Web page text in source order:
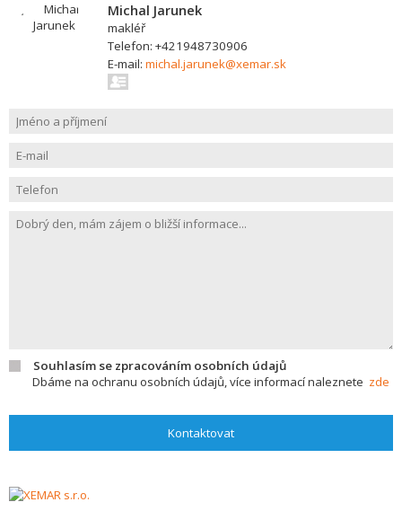
Michal Jarunek
makléř
Telefon: +421948730906
E-mail: michal.jarunek@xemar.sk
Souhlasím se zpracováním osobních údajů
Dbáme na ochranu osobních údajů, více informací naleznete zde
Kontaktovat